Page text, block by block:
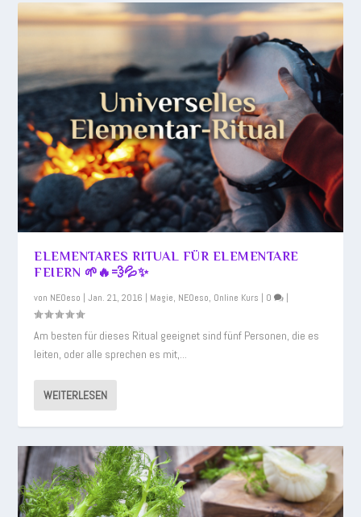
ELEMENTARES RITUAL FÜR ELEMENTARE
FEIERN 🌱🔥💨💦✨
von NEOeso |Jan. 21, 2016 | Magie, NEOeso, Online Kurs | 0 |
Am besten für dieses Ritual geeignet sind fünf Personen, die es
leiten, oder alle sprechen es mit,...
WEITERLESEN